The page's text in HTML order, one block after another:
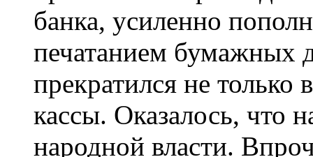
банка, усиленно
печатанием бумажных
прекратился не только
кассы. Оказалось, что
народной власти.